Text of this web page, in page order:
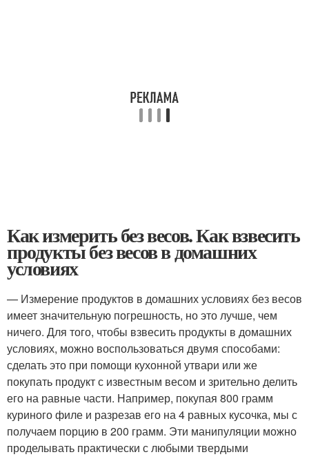
Как измерить без весов. Как взвесить
продукты без весов в домашних
условиях
— Измерение продуктов в домашних условиях без весов
имеет значительную погрешность, но это лучше, чем
ничего. Для того, чтобы взвесить продукты в домашних
условиях, можно воспользоваться двумя способами:
сделать это при помощи кухонной утвари или же
покупать продукт с известным весом и зрительно делить
его на равные части. Например, покупая 800 грамм
куриного филе и разрезав его на 4 равных кусочка, мы с
получаем порцию в 200 грамм. Эти манипуляции можно
проделывать практически с любыми твердыми